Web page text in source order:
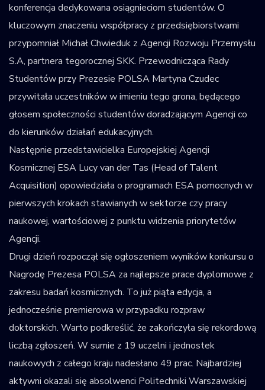
konferencja dedykowana osiągnieciom studentów. O
kluczowym znaczeniu współpracy z przedsiębiorstwami
przypomniał Michał Chwieduk z Agencji Rozwoju Przemysłu
S.A, partnera tegorocznej SKK. Przewodnicząca Rady
Studentów przy Prezesie POLSA Martyna Czudec
przywitała uczestników w imieniu tego grona, będącego
głosem społeczności studentów doradzającym Agencji co
do kierunków działań edukacyjnych.
Następnie przedstawicielka Europejskiej Agencji
Kosmicznej ESA Lucy van der Tas (Head of Talent
Acquisition) opowiedziała o programach ESA pomocnych w
pierwszych krokach stawianych w sektorze czy pracy
naukowej, wartościowej z punktu widzenia priorytetów
Agencji.
Drugi dzień rozpoczął się ogłoszeniem wyników konkursu o
Nagrodę Prezesa POLSA za najlepsze prace dyplomowe z
zakresu badań kosmicznych. To już piąta edycja, a
jednocześnie premierowa w przypadku rozpraw
doktorskich. Warto podkreślić, że zakończyła się rekordową
liczbą zgłoszeń. W sumie z 19 uczelni i jednostek
naukowych z całego kraju nadesłano 49 prac. Najbardziej
aktywni okazali się absolwenci Politechniki Warszawskiej